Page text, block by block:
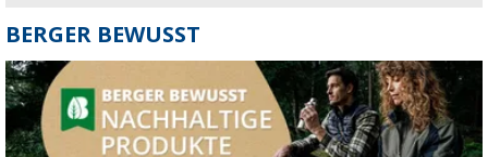
BERGER BEWUSST